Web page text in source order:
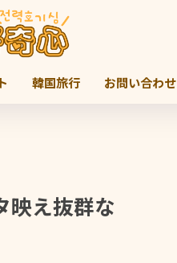
韓国旅行 お問い合わせ
映え抜群な